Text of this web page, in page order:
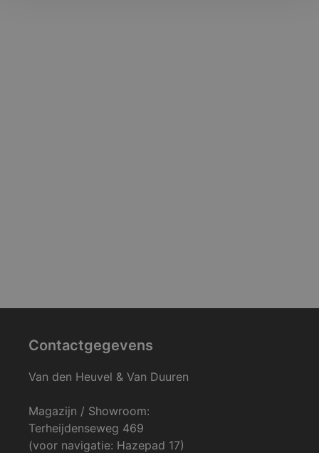
Contactgegevens
Van den Heuvel & Van Duuren
Magazijn / Showroom:
Terheijdenseweg 469
(voor navigatie: Hazepad 17)